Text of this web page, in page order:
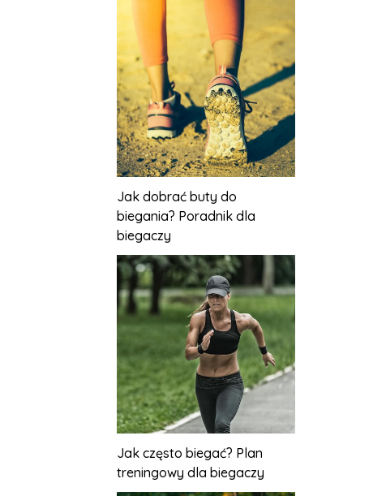
Jak dobrać buty do
biegania? Poradnik dla
biegaczy
Jak często biegać? Plan
treningowy dla biegaczy